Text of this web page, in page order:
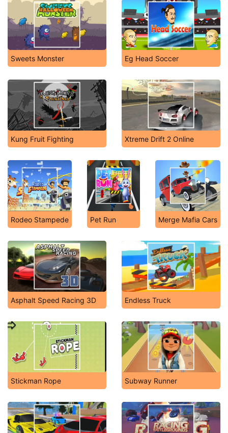
Sweets Monster Eg Head Soccer
Kung Fruit Fighting Xtreme Drift 2 Online
Rodeo Stampede Pet Run Merge Mafia Cars
Asphalt Speed Racing 3D Endless Truck
Stickman Rope Subway Runner